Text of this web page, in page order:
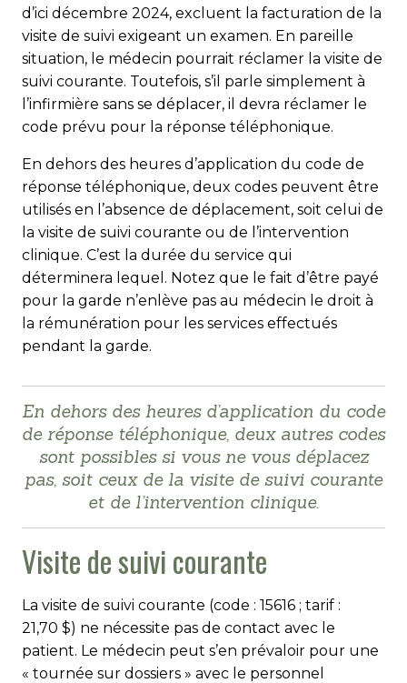
d’ici décembre 2024, excluent la facturation de la
visite de suivi exigeant un examen. En pareille
situation, le médecin pourrait réclamer la visite de
suivi courante. Toutefois, s’il parle simplement à
l’infirmière sans se déplacer, il devra réclamer le
code prévu pour la réponse téléphonique.
En dehors des heures d’application du code de
réponse téléphonique, deux codes peuvent être
utilisés en l’absence de déplacement, soit celui de
la visite de suivi courante ou de l’intervention
clinique. C’est la durée du service qui
déterminera lequel. Notez que le fait d’être payé
pour la garde n’enlève pas au médecin le droit à
la rémunération pour les services effectués
pendant la garde.
En dehors des heures d’application du code
de réponse téléphonique, deux autres codes
sont possibles si vous ne vous déplacez
pas, soit ceux de la visite de suivi courante
et de l’intervention clinique.
Visite de suivi courante
La visite de suivi courante (code : 15616 ; tarif :
21,70 $) ne nécessite pas de contact avec le
patient. Le médecin peut s’en prévaloir pour une
« tournée sur dossiers » avec le personnel